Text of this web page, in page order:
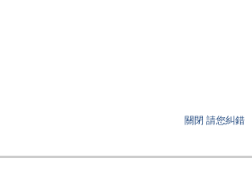
關閉 請您糾錯